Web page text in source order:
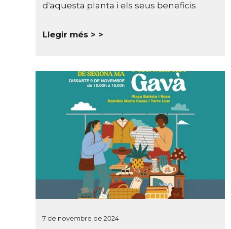
d'aquesta planta i els seus beneficis
Llegir més >
7 de novembre de 2024